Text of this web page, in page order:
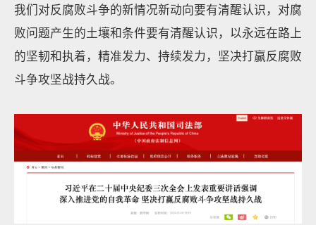
我们对反腐败斗争的新情况新动向要有清醒认识，对腐
败问题产生的土壤和条件要有清醒认识，以永远在路上
的坚韧和执着，精准发力、持续发力，坚决打赢反腐败
斗争攻坚战持久战。